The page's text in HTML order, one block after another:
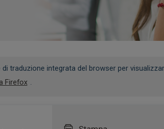
traduzione integrata del browser per
Firefox .